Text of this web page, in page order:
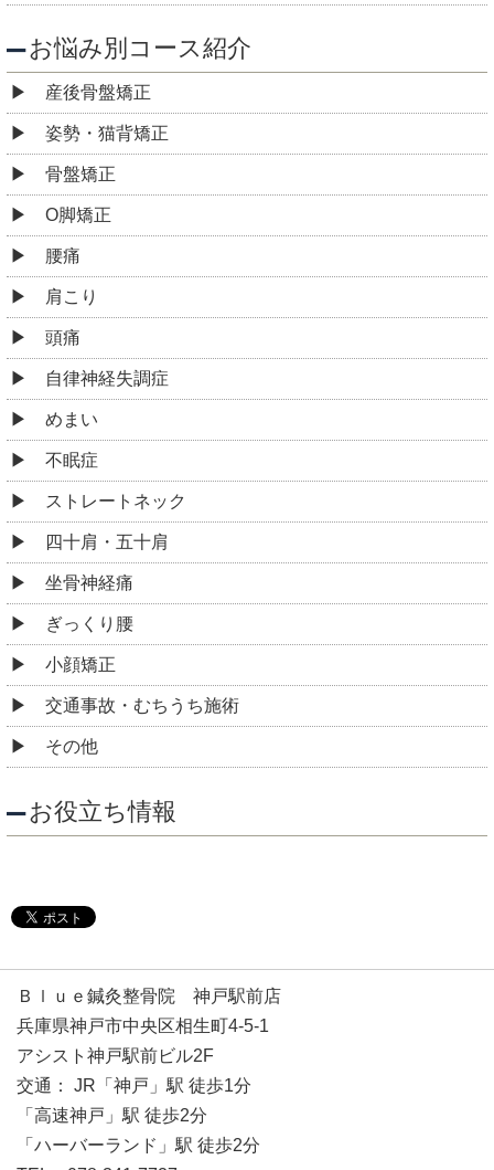
お悩み別コース紹介
産後骨盤矯正
姿勢・猫背矯正
骨盤矯正
O脚矯正
腰痛
肩こり
頭痛
自律神経失調症
めまい
不眠症
ストレートネック
四十肩・五十肩
坐骨神経痛
ぎっくり腰
小顔矯正
交通事故・むちうち施術
その他
お役立ち情報
Ｂｌｕｅ鍼灸整骨院 神戸駅前店
兵庫県神戸市中央区相生町4-5-1
アシスト神戸駅前ビル2F
交通： JR「神戸」駅 徒歩1分
「高速神戸」駅 徒歩2分
「ハーバーランド」駅 徒歩2分